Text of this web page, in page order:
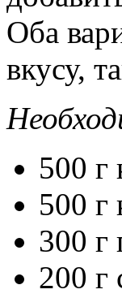
Оба
вкусу,
500 г
500 г
300 г
200 г